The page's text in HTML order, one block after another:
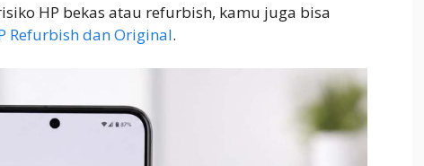
HP bekas atau refurbish, kamu juga bisa
Refurbish dan Original.